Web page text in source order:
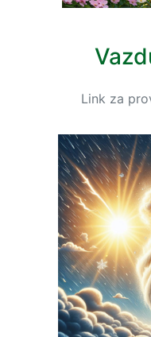
Link za